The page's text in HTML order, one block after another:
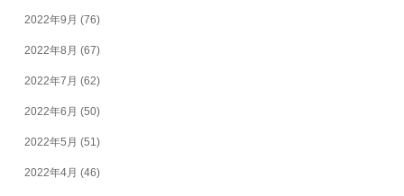
2022年9月 (76)
2022年8月 (67)
2022年7月 (62)
2022年6月 (50)
2022年5月 (51)
2022年4月 (46)